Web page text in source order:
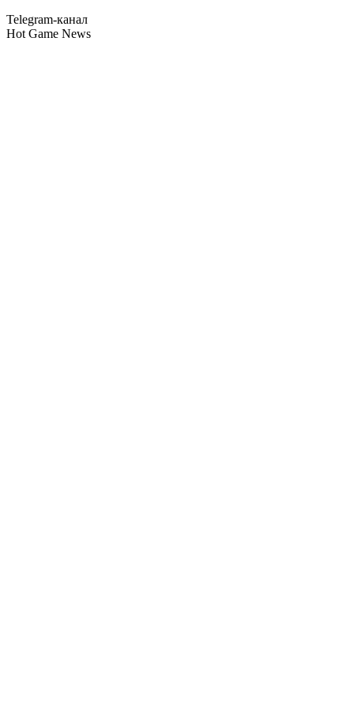
Telegram-канал
Hot Game News